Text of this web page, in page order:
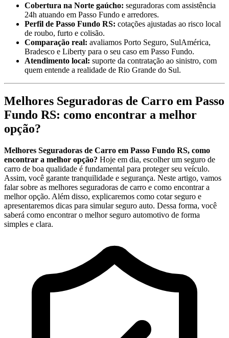
Cobertura na Norte gaúcho: seguradoras com assistência
24h atuando em Passo Fundo e arredores.
Perfil de Passo Fundo RS: cotações ajustadas ao risco local
de roubo, furto e colisão.
Comparação real: avaliamos Porto Seguro, SulAmérica,
Bradesco e Liberty para o seu caso em Passo Fundo.
Atendimento local: suporte da contratação ao sinistro, com
quem entende a realidade de Rio Grande do Sul.
Melhores Seguradoras de Carro em Passo
Fundo RS: como encontrar a melhor
opção?
Melhores Seguradoras de Carro em Passo Fundo RS, como
encontrar a melhor opção? Hoje em dia, escolher um seguro de
carro de boa qualidade é fundamental para proteger seu veículo.
Assim, você garante tranquilidade e segurança. Neste artigo, vamos
falar sobre as melhores seguradoras de carro e como encontrar a
melhor opção. Além disso, explicaremos como cotar seguro e
apresentaremos dicas para simular seguro auto. Dessa forma, você
saberá como encontrar o melhor seguro automotivo de forma
simples e clara.